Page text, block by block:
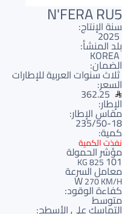
N'FERA RU5
سنة الإنتاج:
2025
بلد المنشأ:
KOREA
الضمان:
ثلاث سنوات العربية للإطارات
السعر:
362.25
الإطار:
مقاس الإطار:
235/50-18
كمية:
نفذت الكمية
مؤشر الحمولة
101
825 KG
معامل السرعة
W270 KM/H
كفاءة الوقود:
متوسط
التماسك على الأسطح: